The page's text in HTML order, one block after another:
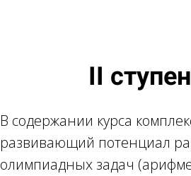
II
В содержании курса
развивающий потенциал
олимпиадных задач